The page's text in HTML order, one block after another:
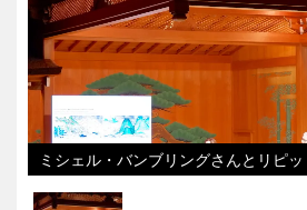
ミシェル・バンブリングさんとリピ